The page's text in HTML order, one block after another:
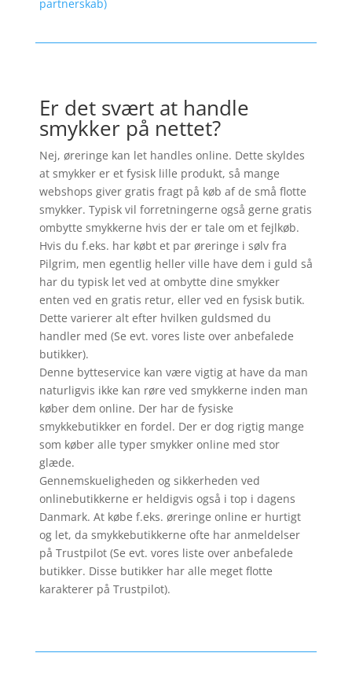
partnerskab)
Er det svært at handle
smykker på nettet?
Nej, øreringe kan let handles online. Dette skyldes
at smykker er et fysisk lille produkt, så mange
webshops giver gratis fragt på køb af de små flotte
smykker. Typisk vil forretningerne også gerne gratis
ombytte smykkerne hvis der er tale om et fejlkøb.
Hvis du f.eks. har købt et par øreringe i sølv fra
Pilgrim, men egentlig heller ville have dem i guld så
har du typisk let ved at ombytte dine smykker
enten ved en gratis retur, eller ved en fysisk butik.
Dette varierer alt efter hvilken guldsmed du
handler med (Se evt. vores liste over anbefalede
butikker).
Denne bytteservice kan være vigtig at have da man
naturligvis ikke kan røre ved smykkerne inden man
køber dem online. Der har de fysiske
smykkebutikker en fordel. Der er dog rigtig mange
som køber alle typer smykker online med stor
glæde.
Gennemskueligheden og sikkerheden ved
onlinebutikkerne er heldigvis også i top i dagens
Danmark. At købe f.eks. øreringe online er hurtigt
og let, da smykkebutikkerne ofte har anmeldelser
på Trustpilot (Se evt. vores liste over anbefalede
butikker. Disse butikker har alle meget flotte
karakterer på Trustpilot).